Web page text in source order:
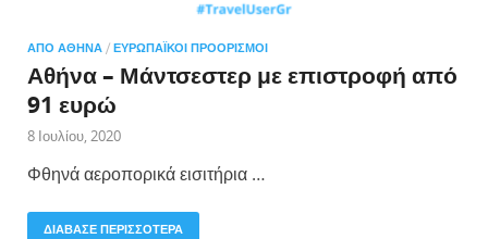
ΑΠΌ ΑΘΉΝΑ / ΕΥΡΩΠΑΪΚΟΊ ΠΡΟΟΡΙΣΜΟΊ
Αθήνα – Μάντσεστερ με επιστροφή από
91 ευρώ
8 Ιουλίου, 2020
Φθηνά αεροπορικά εισιτήρια …
ΔΙΑΒΑΣΕ ΠΕΡΙΣΣΟΤΕΡΑ